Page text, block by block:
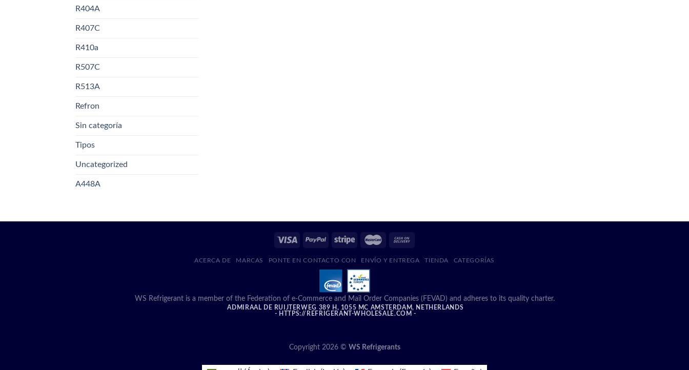
R404A
R407C
R410a
R507C
R513A
Refron
Sin categoría
Tipos
Uncategorized
A448A
ACERCA DE MARCAS PONTE EN CONTACTO CON ENVÍO Y ENTREGA TIENDA CATEGORÍAS
WS Refrigerant is a member of the Federation of e-Commerce and Mail Order Companies (FEVAD) and adheres to its quality charter.
ADMIRAAL DE RUIJTERWEG 389 H, 1055 MC AMSTERDAM, NETHERLANDS
- HTTPS://REFRIGERANT-WHOLESALE.COM -
Copyright 2026 © WS Refrigerants